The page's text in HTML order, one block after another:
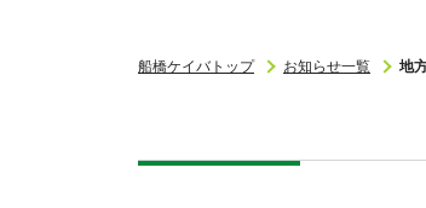
船橋ケイバトップ お知らせ一覧 地